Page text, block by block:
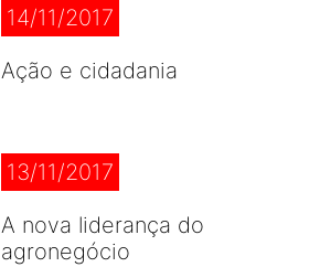
14/11/2017
Ação e cidadania
13/11/2017
A nova liderança do
agronegócio